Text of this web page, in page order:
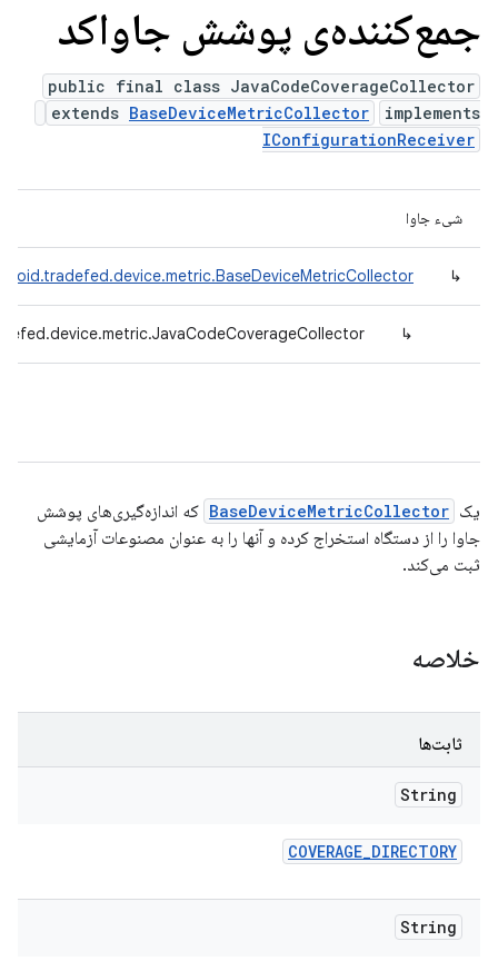
جمع‌کننده‌ی پوشش جاواکد
public final class JavaCodeCoverageCollector
extends BaseDeviceMetricCollector
implements
IConfigurationReceiver
شیء جاوا
↳
↳
یک BaseDeviceMetricCollector که اندازه‌گیری‌های پوشش
جاوا را از دستگاه استخراج کرده و آنها را به عنوان مصنوعات آزمایشی
ثبت می‌کند.
خلاصه
ثابت‌ها
String
COVERAGE_DIRECTORY
String